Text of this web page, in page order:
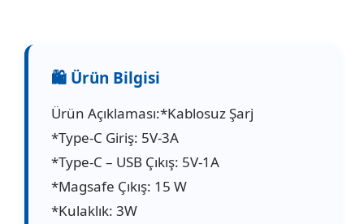
Ürün Açıklaması:*Kablosuz Şarj
*Type-C Giriş: 5V-3A
*Type-C – USB Çıkış: 5V-1A
*Magsafe Çıkış: 15 W
*Kulaklık: 3W